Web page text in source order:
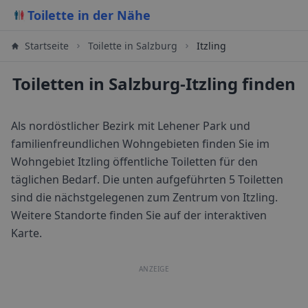
Toilette in der Nähe
Startseite Toilette in Salzburg Itzling
Toiletten in Salzburg-Itzling finden
Als nordöstlicher Bezirk mit Lehener Park und
familienfreundlichen Wohngebieten finden Sie im
Wohngebiet Itzling öffentliche Toiletten für den
täglichen Bedarf. Die unten aufgeführten 5 Toiletten
sind die nächstgelegenen zum Zentrum von Itzling.
Weitere Standorte finden Sie auf der interaktiven
Karte.
ANZEIGE